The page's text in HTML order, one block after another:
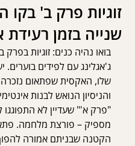
זוגיות פרק ב'
שנייה בזמן
בואו נהיה כנים: זוגיות
ג'אגלינג עם לפידים
שלו, האקסית שפתאום
והניסיון הנואש לבנות
"פרק א'" שעדיין לא התפוגגו
מספיק – פורצת מלחמה.
הקטנה שבניתם אמורה